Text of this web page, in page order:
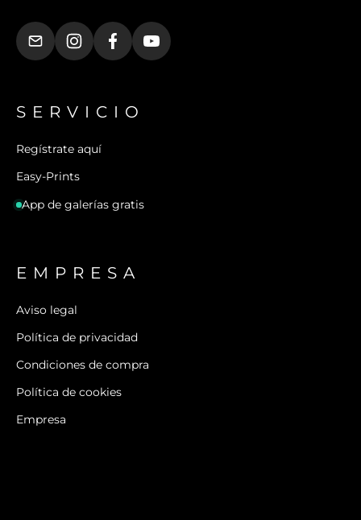
SERVICIO
Regístrate aquí
Easy-Prints
App de galerías gratis
EMPRESA
Aviso legal
Política de privacidad
Condiciones de compra
Política de cookies
Empresa